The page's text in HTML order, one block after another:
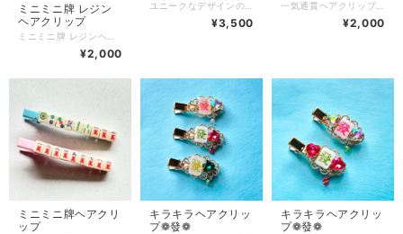
ミニミニ牌 レジン
ヘアクリップ
¥2,000
¥3,500 ¥2,000
ミニミニ牌ヘアクリ
ップ
キラキラヘアクリッ
プ❁ 發❁
キラキラヘアクリッ
プ❁ 發❁